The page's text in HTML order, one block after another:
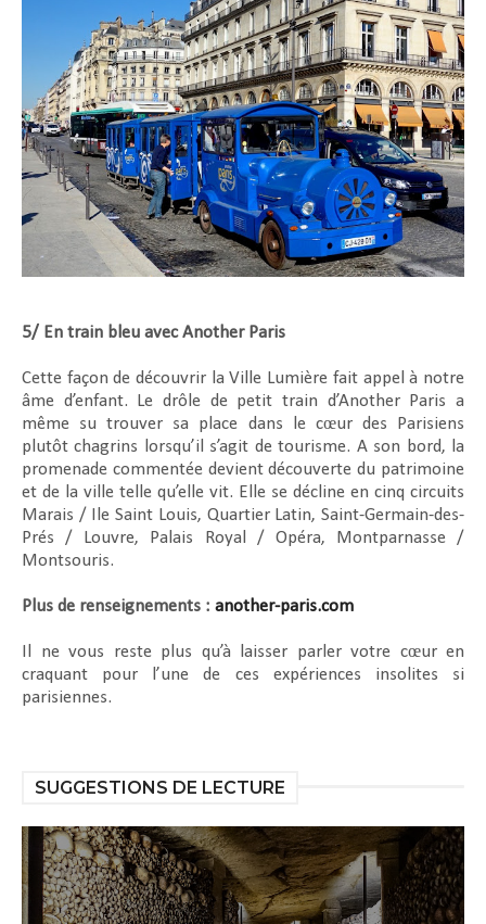
5/ En train bleu avec Another Paris
Cette façon de découvrir la Ville Lumière fait appel à notre
âme d’enfant. Le drôle de petit train d’Another Paris a
même su trouver sa place dans le cœur des Parisiens
plutôt chagrins lorsqu’il s’agit de tourisme. A son bord, la
promenade commentée devient découverte du patrimoine
et de la ville telle qu’elle vit. Elle se décline en cinq circuits
Marais / Ile Saint Louis, Quartier Latin, Saint-Germain-des-
Prés / Louvre, Palais Royal / Opéra, Montparnasse /
Montsouris.
Plus de renseignements : another-paris.com
Il ne vous reste plus qu’à laisser parler votre cœur en
craquant pour l’une de ces expériences insolites si
parisiennes.
SUGGESTIONS DE LECTURE